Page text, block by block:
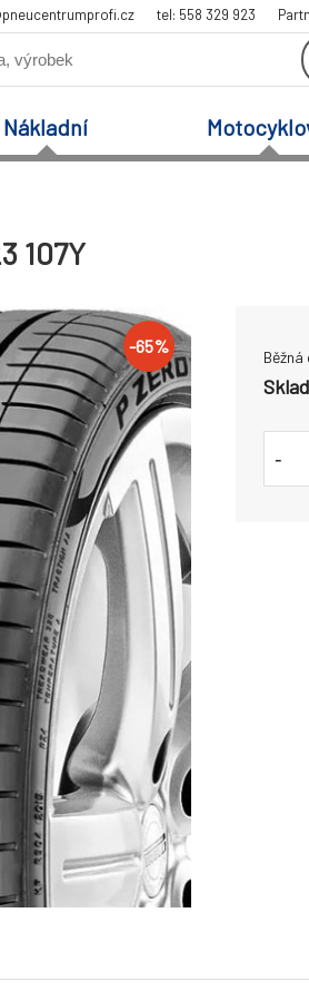
tel: 558 329 923
Nákladní
107Y
-65%
Běžná
-